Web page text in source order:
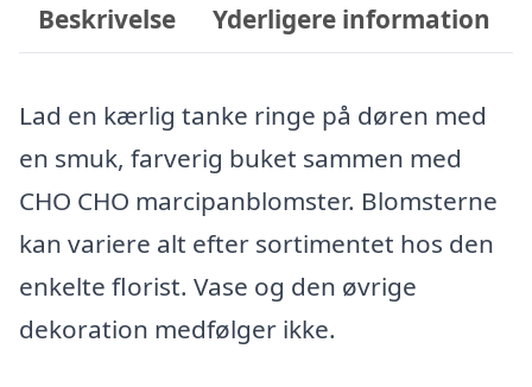
Beskrivelse Yderligere information
Lad en kærlig tanke ringe på døren med
en smuk, farverig buket sammen med
CHO CHO marcipanblomster. Blomsterne
kan variere alt efter sortimentet hos den
enkelte florist. Vase og den øvrige
dekoration medfølger ikke.